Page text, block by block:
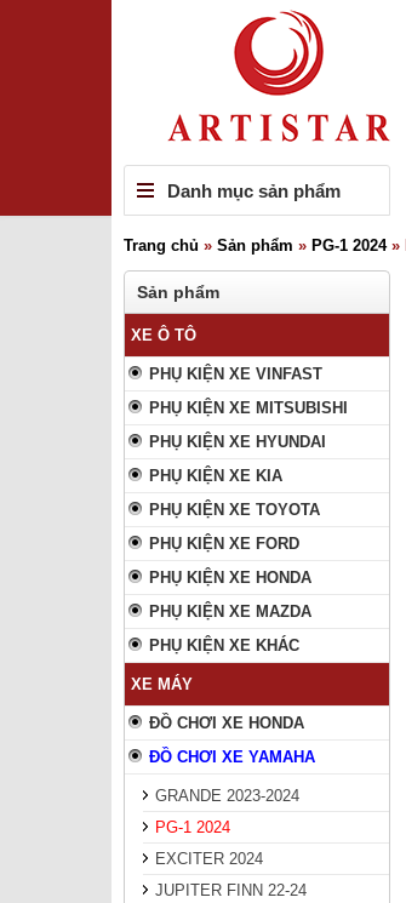
Danh mục sản phẩm
Trang chủ » Sản phẩm » PG-1 2024»
Sản phẩm
XE Ô TÔ
PHỤ KIỆN XE VINFAST
PHỤ KIỆN XE MITSUBISHI
PHỤ KIỆN XE HYUNDAI
PHỤ KIỆN XE KIA
PHỤ KIỆN XE TOYOTA
PHỤ KIỆN XE FORD
PHỤ KIỆN XE HONDA
PHỤ KIỆN XE MAZDA
PHỤ KIỆN XE KHÁC
XE MÁY
ĐỒ CHƠI XE HONDA
ĐỒ CHƠI XE YAMAHA
GRANDE 2023-2024
PG-1 2024
EXCITER 2024
JUPITER FINN 22-24